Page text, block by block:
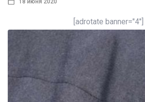
[adrotate banner="4"]